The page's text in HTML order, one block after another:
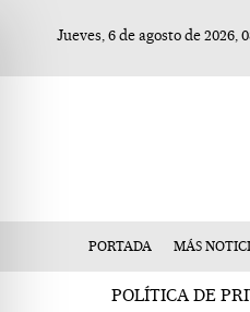
Jueves, 6 de agosto de 2026,
PORTADA MÁS
POLÍTICA DE